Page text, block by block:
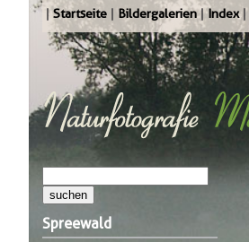
Startseite Bildergalerien Index
Spreewald